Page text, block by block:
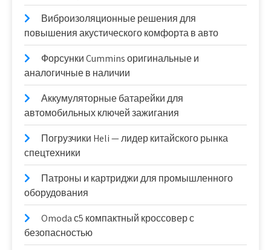
Виброизоляционные решения для
повышения акустического комфорта в авто
Форсунки Cummins оригинальные и
аналогичные в наличии
Аккумуляторные батарейки для
автомобильных ключей зажигания
Погрузчики Heli — лидер китайского рынка
спецтехники
Патроны и картриджи для промышленного
оборудования
Omoda с5 компактный кроссовер с
безопасностью